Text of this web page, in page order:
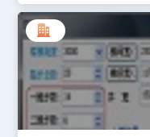
制，切换到绘制梯段；输
(Q)/撤消上一点(U)]<退出
下一点或 [绘制平台(T)/路
动绘制梯段到显示踏步数
一点或 [路径切换到右侧
休息平台结束处点取P5作
(T)/路径切换到右侧(Q)/撤
车结束休息平台绘制，切
产CAD软件——浩辰CAD
吧！建筑CAD制图教程：
梯命令创建由梯段开始且
梯段方向自由的多跑楼梯，
线在右”的绘制方向，在绘
已绘制步数以及总步数，
的热键切换基线路径左右
右改变的Z型楼梯，用户可
剖切点的步数或高度设定